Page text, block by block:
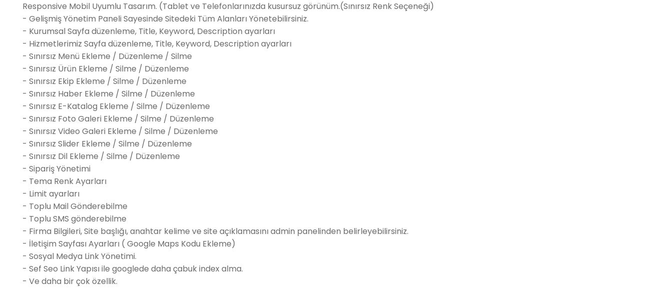
Responsive Mobil Uyumlu Tasarım. (Tablet ve Telefonlarınızda kusursuz görünüm.(Sınırsız Renk Seçeneği)
- Gelişmiş Yönetim Paneli Sayesinde Sitedeki Tüm Alanları Yönetebilirsiniz.
- Kurumsal Sayfa düzenleme, Title, Keyword, Description ayarları
- Hizmetlerimiz Sayfa düzenleme, Title, Keyword, Description ayarları
- Sınırsız Menü Ekleme / Düzenleme / Silme
- Sınırsız Ürün Ekleme / Silme / Düzenleme
- Sınırsız Ekip Ekleme / Silme / Düzenleme
- Sınırsız Haber Ekleme / Silme / Düzenleme
- Sınırsız E-Katalog Ekleme / Silme / Düzenleme
- Sınırsız Foto Galeri Ekleme / Silme / Düzenleme
- Sınırsız Video Galeri Ekleme / Silme / Düzenleme
- Sınırsız Slider Ekleme / Silme / Düzenleme
- Sınırsız Dil Ekleme / Silme / Düzenleme
- Sipariş Yönetimi
- Tema Renk Ayarları
- Limit ayarları
- Toplu Mail Gönderebilme
- Toplu SMS gönderebilme
- Firma Bilgileri, Site başlığı, anahtar kelime ve site açıklamasını admin panelinden belirleyebilirsiniz.
- İletişim Sayfası Ayarları ( Google Maps Kodu Ekleme)
- Sosyal Medya Link Yönetimi.
- Sef Seo Link Yapısı ile googlede daha çabuk index alma.
- Ve daha bir çok özellik.